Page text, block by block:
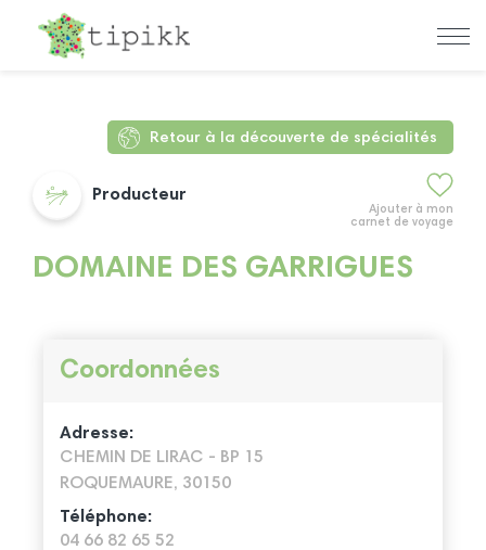
Retour à la découverte de spécialités
Ajouter à mon
carnet de voyage
Producteur
DOMAINE DES GARRIGUES
Coordonnées
Adresse:
CHEMIN DE LIRAC - BP 15
ROQUEMAURE, 30150
Téléphone:
04 66 82 65 52